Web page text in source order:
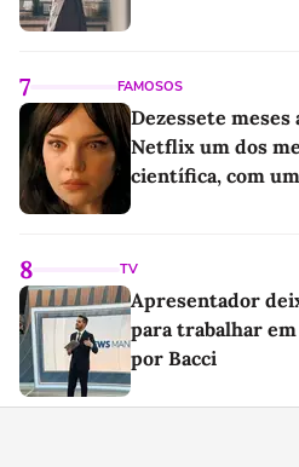
7 FAMOSOS
Dezessete meses
Netflix um dos
científica, com
8 TV
Apresentador
para trabalhar
por Bacci